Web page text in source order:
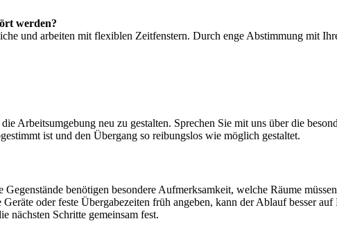
werden?
und arbeiten mit flexiblen Zeitfenstern. Durch enge Abstimmung mit
Arbeitsumgebung neu zu gestalten. Sprechen Sie mit uns über die
ist und den Übergang so reibungslos wie möglich gestaltet.
benötigen besondere Aufmerksamkeit, welche Räume
oder feste Übergabezeiten früh angeben, kann der Ablauf besser
nächsten Schritte gemeinsam fest.